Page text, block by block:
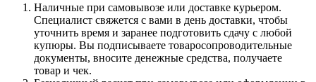
Наличные при самовывозе или доставке курьером.
Специалист свяжется с вами в день доставки, чтобы
уточнить время и заранее подготовить сдачу с любой
купюры. Вы подписываете товаросопроводительные
документы, вносите денежные средства, получаете
товар и чек.